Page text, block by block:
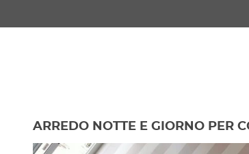
ARREDO NOTTE E GIORNO PER